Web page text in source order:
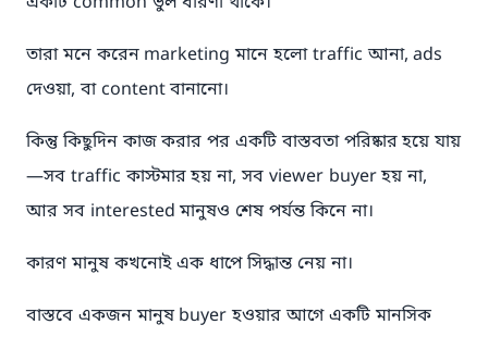
তারা মনে করেন marketing মানে হলো traffic আনা, ads
দেওয়া, বা content বানানো।
কিন্তু কিছুদিন কাজ করার পর একটি বাস্তবতা পরিষ্কার হয়ে যায়
—সব traffic কাস্টমার হয় না, সব viewer buyer হয় না,
আর সব interested মানুষও শেষ পর্যন্ত কিনে না।
কারণ মানুষ কখনোই এক ধাপে সিদ্ধান্ত নেয় না।
বাস্তবে একজন মানুষ buyer হওয়ার আগে একটি মানসিক